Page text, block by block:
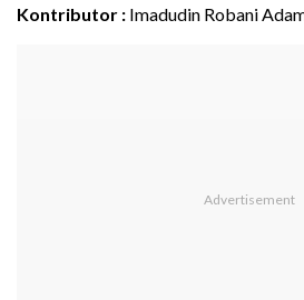
Kontributor : Imadudin Robani